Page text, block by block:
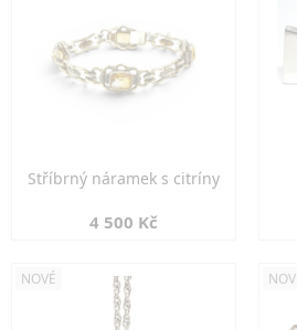
Stříbrný náramek s citríny
4 500 Kč
NOVÉ